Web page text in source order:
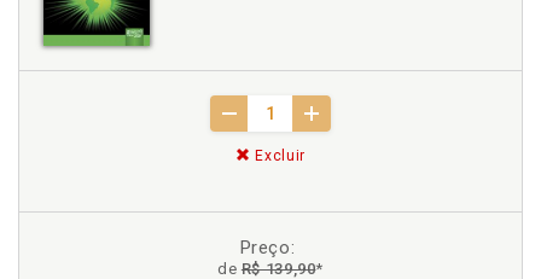
Excluir
Preço:
deR$ 139,90*